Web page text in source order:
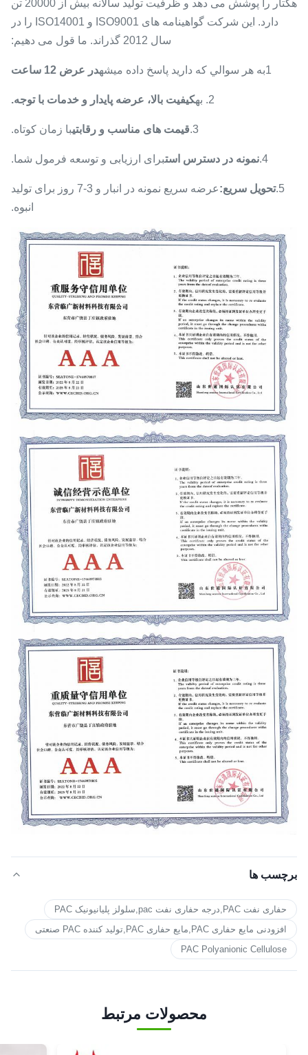
هکتار را پوشش می دهد و ظرفیت تولید سالانه بیش از 20000 تن
دارد. این شرکت گواهینامه های ISO9001 و ISO14001 را در
سال 2012 گذراند. ما قول می دهیم:
1به هر سوالي که داريد پاسخ داده ميشه در عرض 12 ساعت
2. به کیفیت بالا، عرضه پایدار و خدمات با توجه.
3. قیمت های مناسب و رقابتیبا زمان کوتاه.
4. نمونه در دسترس استبرای ارزیابی و توسعه فرمول شما.
5. تحویل سریع:
عرضه سریع نمونه در انبار و 3-7 روز برای تولید
انبوه.
برچسب ها
حفاری نفت PAC,درجه حفاری نفت pac,سلولز پلیانیونیک PAC
افزودنی مایع حفاری PAC,مایع حفاری PAC,تولید کننده PAC صنعتی
PAC Polyanionic Cellulose
محصولات مرتبط